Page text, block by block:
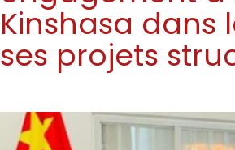
Kinshasa
ses projets